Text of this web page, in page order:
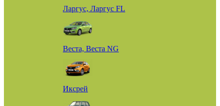
Ларгус, Ларгус FL
Веста, Веста NG
Иксрей